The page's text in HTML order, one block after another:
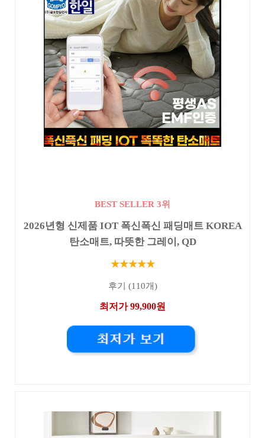
BEST SELLER 3위
2026년형 신제품 IOT 폭신폭신 패딩매트 KOREA
탄소매트, 따뜻한 그레이, QD
★★★★★
후기 (110개)
최저가 99,900원